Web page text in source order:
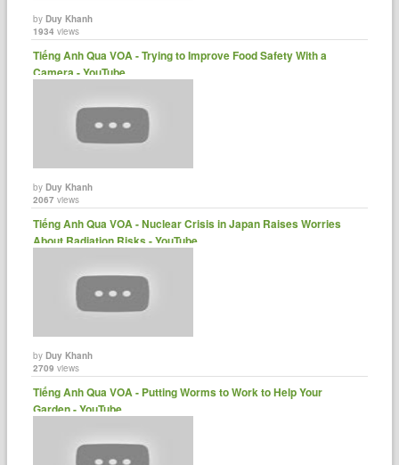
byDuy Khanh
1934 views
Tiếng Anh Qua VOA - Trying to Improve Food Safety With a
Camera - YouTube
byDuy Khanh
2067 views
Tiếng Anh Qua VOA - Nuclear Crisis in Japan Raises Worries
About Radiation Risks - YouTube
byDuy Khanh
2709 views
Tiếng Anh Qua VOA - Putting Worms to Work to Help Your
Garden - YouTube